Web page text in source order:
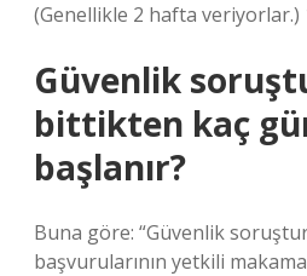
(Genellikle 2 hafta veriyorlar.)
Güvenlik
bittikten kaç
başlanır?
Buna göre: “Güvenlik
başvurularının yetkili